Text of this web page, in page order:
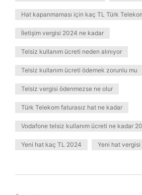
Hat kapanmaması için kaç TL Türk
İletişim vergisi 2024 ne kadar
Telsiz kullanım ücreti neden alınıyor
Telsiz kullanım ücreti ödemek zorunlu mu
Telsiz vergisi ödenmezse ne olur
Türk Telekom faturasız hat ne kadar
Vodafone telsiz kullanım ücreti ne kadar
Yeni hat kaç TL 2024 Yeni hat